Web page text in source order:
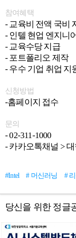
참여혜택
- 교육비 전액 국비
- 인텔 현업 엔지니
- 교육수당 지급
- 포트폴리오 제작
- 우수 기업 취업 지
신청방법
-홈페이지 접수
문의
- 02-311-1000
- 카카오톡채널 >
#Intel # 머신러닝 #
당신을 위한 정글